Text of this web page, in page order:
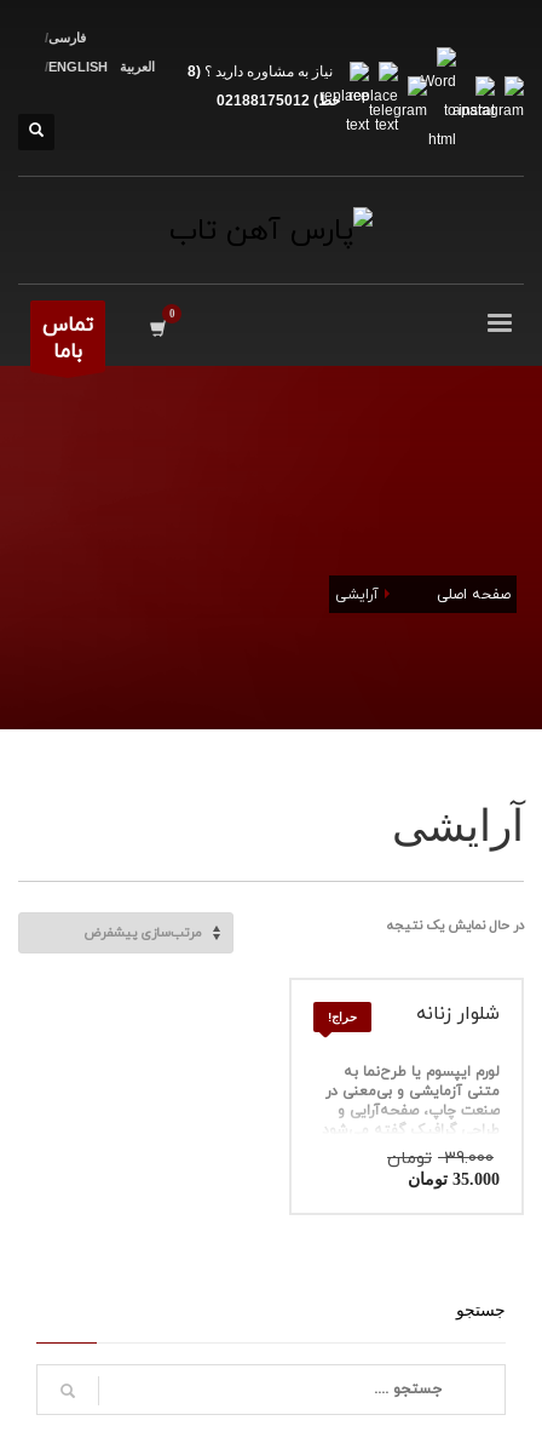
نیاز به مشاوره دارید ؟ (8
خط) 02188175012
فارسی
ENGLISH
العربية
تماس
باما
صفحه اصلی آرایشی
آرایشی
در حال نمایش یک نتیجه
حراج! شلوار زنانه
لورم ایپسوم یا طرح‌نما به
متنی آزمایشی و بی‌معنی در
صنعت چاپ، صفحه‌آرایی و
طراحی گرافیک گفته می‌شود
39.000 تومانقیمت
35.000 تومان قیمت
جستجو